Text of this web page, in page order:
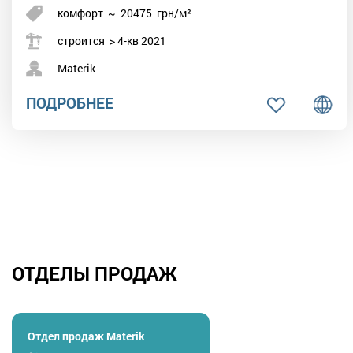
комфорт ~ 20475 грн/м²
строится > 4-кв 2021
Materik
ПОДРОБНЕЕ
ОТДЕЛЫ ПРОДАЖ
Отдел продаж Materik